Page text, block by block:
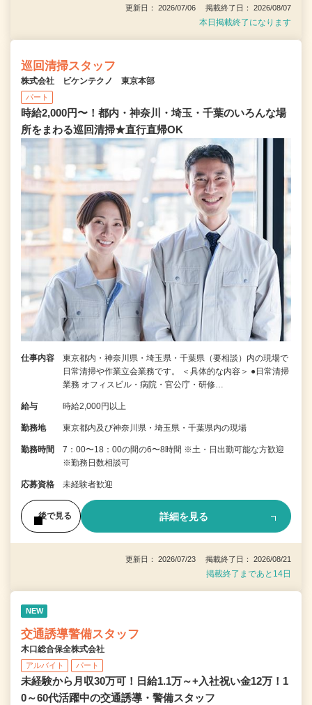
更新日： 2026/07/06 掲載終了日： 2026/08/07
本日掲載終了になります
巡回清掃スタッフ
株式会社 ビケンテクノ 東京本部
パート
時給2,000円〜！都内・神奈川・埼玉・千葉のいろんな場
所をまわる巡回清掃★直行直帰OK
仕事内容
東京都内・神奈川県・埼玉県・千葉県（要相談）内の現場で
日常清掃や作業立会業務です。 ＜具体的な内容＞ ●日常清掃
業務 オフィスビル・病院・官公庁・研修…
給与 時給2,000円以上
勤務地 東京都内及び神奈川県・埼玉県・千葉県内の現場
勤務時間
7：00〜18：00の間の6〜8時間 ※土・日出勤可能な方歓迎
※勤務日数相談可
応募資格 未経験者歓迎
後で見る 詳細を見る
更新日： 2026/07/23 掲載終了日： 2026/08/21
掲載終了まであと14日
NEW
交通誘導警備スタッフ
木口総合保全株式会社
アルバイト パート
未経験から月収30万可！日給1.1万～+入社祝い金12万！1
0～60代活躍中の交通誘導・警備スタッフ